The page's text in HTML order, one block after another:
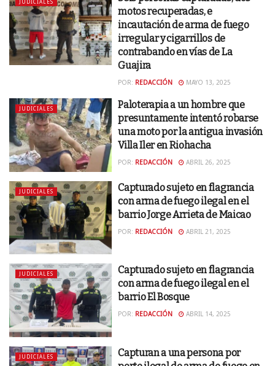
JUDICIALES
motos recuperadas, e
incautación de arma de fuego
irregular y cigarrillos de
contrabando en vías de La
Guajira
POR: REDACCIÓN MAYO 13, 2025
JUDICIALES
Paloterapia a un hombre que
presuntamente intentó robarse
una moto por la antigua invasión
Villa Iler en Riohacha
POR: REDACCIÓN ABRIL 26, 2025
JUDICIALES
Capturado sujeto en flagrancia
con arma de fuego ilegal en el
barrio Jorge Arrieta de Maicao
POR: REDACCIÓN ABRIL 21, 2025
JUDICIALES
Capturado sujeto en flagrancia
con arma de fuego ilegal en el
barrio El Bosque
POR: REDACCIÓN ABRIL 14, 2025
JUDICIALES
Capturan a una persona por